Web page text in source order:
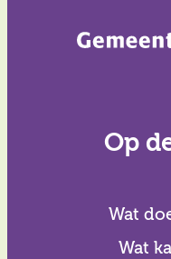
Op
Wat
Wat